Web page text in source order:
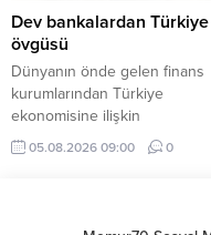
Dev bankalardan Türkiye
övgüsü
Dünyanın önde gelen finans
kurumlarından Türkiye
ekonomisine ilişkin
değerlendirmelerinde olumlu
beklentilerini artırmaya devam
görüşlerini güçlendirdi.
05.08.2026 09:00 0